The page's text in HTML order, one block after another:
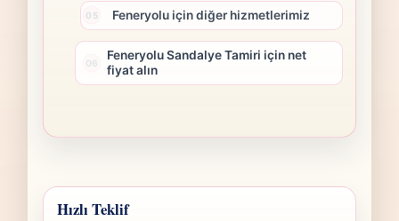
Feneryolu için diğer hizmetlerimiz
Feneryolu Sandalye Tamiri için net
fiyat alın
Hızlı Teklif